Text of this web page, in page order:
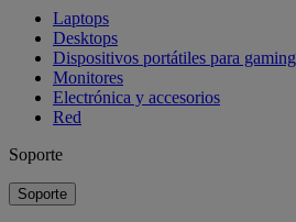
Laptops
Desktops
Dispositivos portátiles para gaming
Monitores
Electrónica y accesorios
Red
Soporte
Soporte